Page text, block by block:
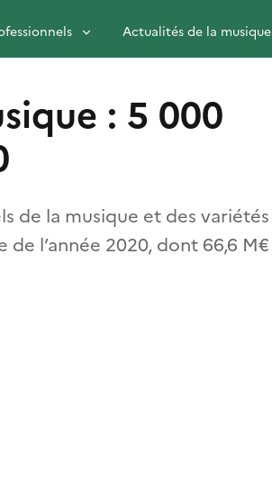
Actualités de la musique
: 5 000
de la musique et des variétés
l’année 2020, dont 66,6 M€